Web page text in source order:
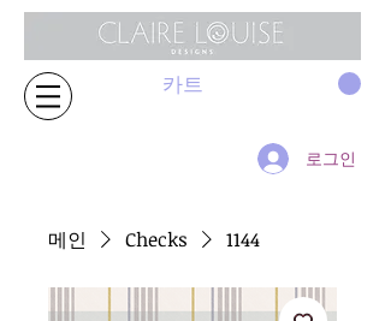
카트
로그인
메인 Checks 1144